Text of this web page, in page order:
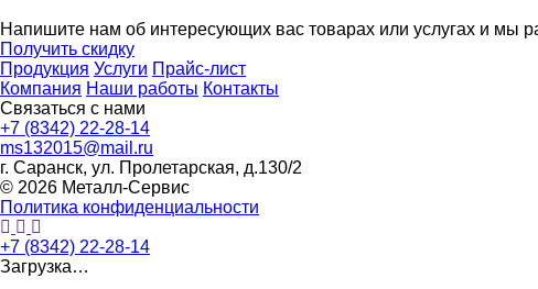
Напишите нам об интересующих вас товарах или услугах и мы
Получить скидку
Продукция Услуги Прайс-лист
Компания Наши работы Контакты
Связаться с нами
+7 (8342) 22-28-14
ms132015@mail.ru
г. Саранск, ул. Пролетарская, д.130/2
© 2026 Металл-Сервис
Политика конфиденциальности
+7 (8342) 22-28-14
Загрузка…